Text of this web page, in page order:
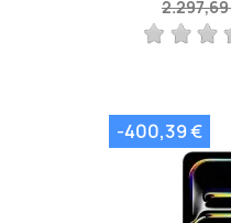
-400,39 €